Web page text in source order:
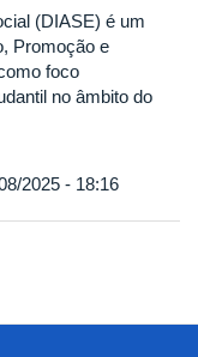
(DIASE) é um
Promoção e
foco
no âmbito do
2025 - 18:16